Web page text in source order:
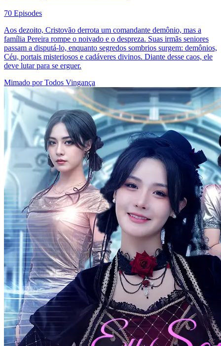
70 Episodes
Aos dezoito, Cristovão derrota um comandante demônio, mas a
família Pereira rompe o noivado e o despreza. Suas irmãs seniores
passam a disputá-lo, enquanto segredos sombrios surgem: demônios,
Céu, portais misteriosos e cadáveres divinos. Diante desse caos, ele
deve lutar para se erguer.
Mimado por Todos Vingança